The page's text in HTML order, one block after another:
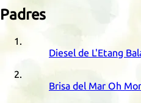
Padres
Diesel de L'Etang
Brisa del Mar Oh